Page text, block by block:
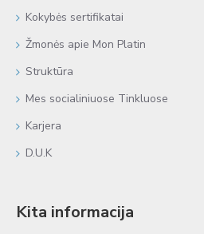
Kokybės sertifikatai
Žmonės apie Mon Platin
Struktūra
Mes socialiniuose Tinkluose
Karjera
D.U.K
Kita informacija